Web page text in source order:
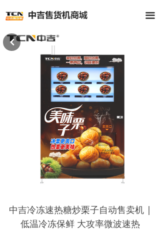
끀
首页
全部商品
中吉冷冻速热糖炒栗子自动售卖机 |
低温冷冻保鲜 大攻率微波速热
낒